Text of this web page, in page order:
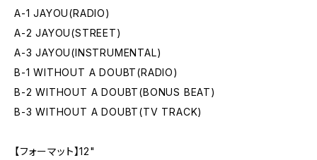
A-1 JAYOU(RADIO)
A-2 JAYOU(STREET)
A-3 JAYOU(INSTRUMENTAL)
B-1 WITHOUT A DOUBT(RADIO)
B-2 WITHOUT A DOUBT(BONUS BEAT)
B-3 WITHOUT A DOUBT(TV TRACK)
【フォーマット】12"